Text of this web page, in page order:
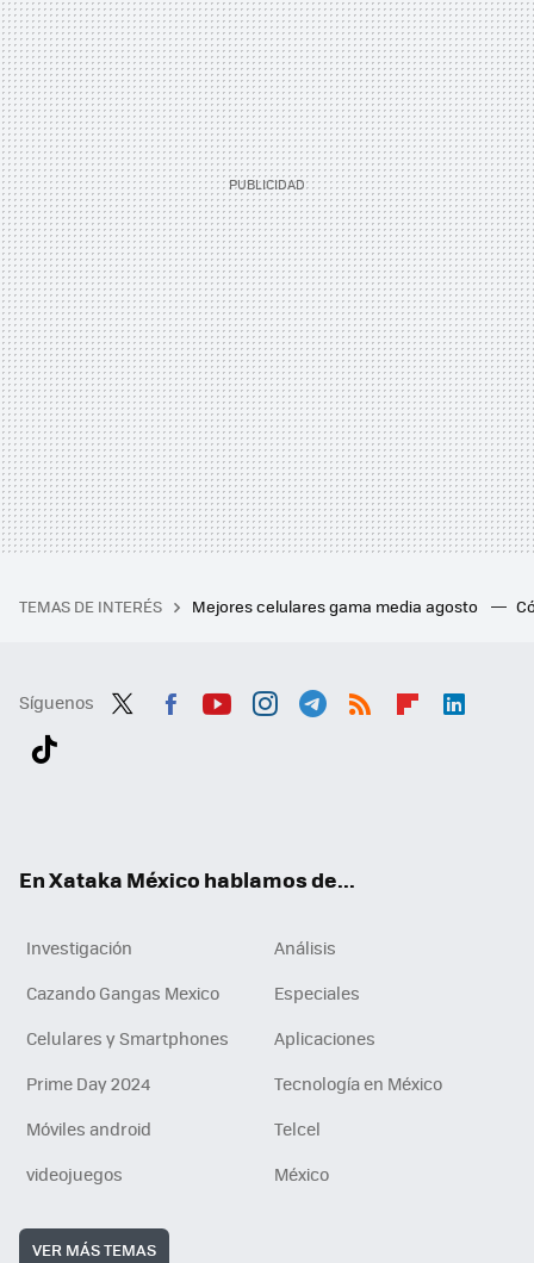
TEMAS DE INTERÉS Mejores celulares gama media agosto
Síguenos
En Xataka México hablamos de...
Investigación
Análisis
Cazando Gangas Mexico
Especiales
Celulares y Smartphones
Aplicaciones
Prime Day 2024
Tecnología en México
Móviles android
Telcel
videojuegos
México
VER MÁS TEMAS